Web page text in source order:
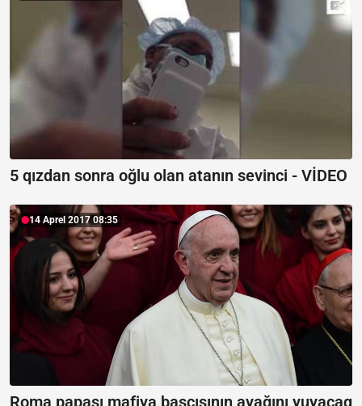
5 qızdan sonra oğlu olan atanın sevinci - VİDEO
14 Aprel 2017 08:35